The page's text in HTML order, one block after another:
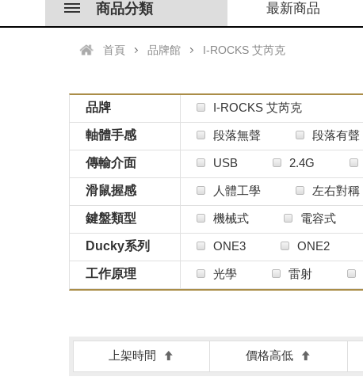
商品分類 最新商品
首頁 品牌館 I-ROCKS 艾芮克
品牌 I-ROCKS 艾芮克
軸體手感 段落無聲 段落有聲
傳輸介面 USB 2.4G
滑鼠握感 人體工學 左右對稱
鍵盤類型 機械式 電容式
Ducky系列 ONE3 ONE2
工作原理 光學 雷射
上架時間 價格高低